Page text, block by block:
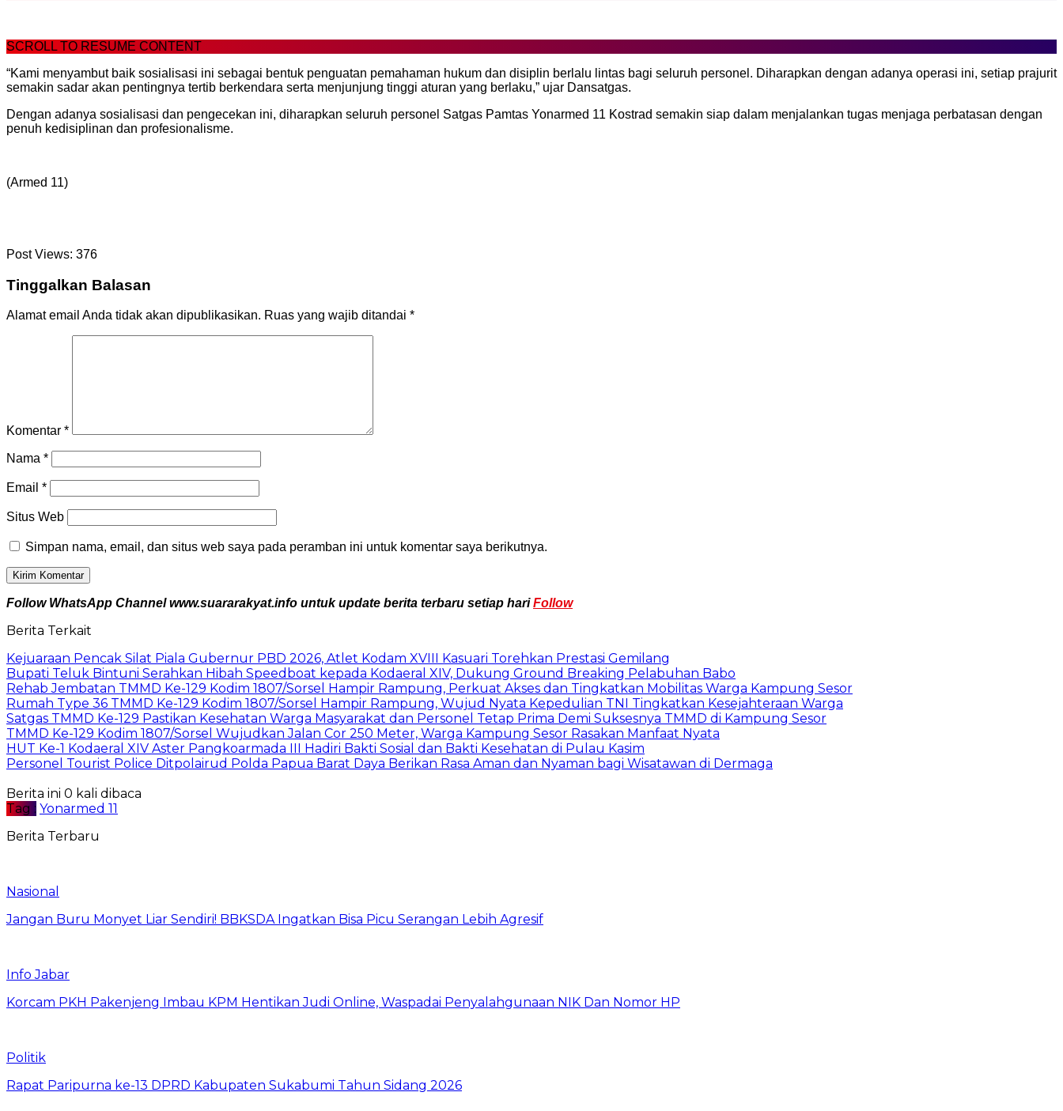
SCROLL TO RESUME CONTENT
“Kami menyambut baik sosialisasi ini sebagai bentuk penguatan pemahaman hukum dan disiplin berlalu lintas bagi seluruh personel. Diharapkan dengan adanya operasi ini, setiap prajurit
semakin sadar akan pentingnya tertib berkendara serta menjunjung tinggi aturan yang berlaku,” ujar Dansatgas.
Dengan adanya sosialisasi dan pengecekan ini, diharapkan seluruh personel Satgas Pamtas Yonarmed 11 Kostrad semakin siap dalam menjalankan tugas menjaga perbatasan dengan
penuh kedisiplinan dan profesionalisme.
(Armed 11)
Post Views: 376
Tinggalkan Balasan
Alamat email Anda tidak akan dipublikasikan. Ruas yang wajib ditandai *
Komentar *
Nama *
Email *
Situs Web
Simpan nama, email, dan situs web saya pada peramban ini untuk komentar saya berikutnya.
Follow WhatsApp Channel www.suararakyat.info untuk update berita terbaru setiap hariFollow
Berita Terkait
Kejuaraan Pencak Silat Piala Gubernur PBD 2026, Atlet Kodam XVIII Kasuari Torehkan Prestasi Gemilang
Bupati Teluk Bintuni Serahkan Hibah Speedboat kepada Kodaeral XIV, Dukung Ground Breaking Pelabuhan Babo
Rehab Jembatan TMMD Ke-129 Kodim 1807/Sorsel Hampir Rampung, Perkuat Akses dan Tingkatkan Mobilitas Warga Kampung Sesor
Rumah Type 36 TMMD Ke-129 Kodim 1807/Sorsel Hampir Rampung, Wujud Nyata Kepedulian TNI Tingkatkan Kesejahteraan Warga
Satgas TMMD Ke-129 Pastikan Kesehatan Warga Masyarakat dan Personel Tetap Prima Demi Suksesnya TMMD di Kampung Sesor
TMMD Ke-129 Kodim 1807/Sorsel Wujudkan Jalan Cor 250 Meter, Warga Kampung Sesor Rasakan Manfaat Nyata
HUT Ke-1 Kodaeral XIV Aster Pangkoarmada III Hadiri Bakti Sosial dan Bakti Kesehatan di Pulau Kasim
Personel Tourist Police Ditpolairud Polda Papua Barat Daya Berikan Rasa Aman dan Nyaman bagi Wisatawan di Dermaga
Berita ini 0 kali dibaca
Tag : Yonarmed 11
Berita Terbaru
Nasional
Jangan Buru Monyet Liar Sendiri! BBKSDA Ingatkan Bisa Picu Serangan Lebih Agresif
Info Jabar
Korcam PKH Pakenjeng Imbau KPM Hentikan Judi Online, Waspadai Penyalahgunaan NIK Dan Nomor HP
Politik
Rapat Paripurna ke-13 DPRD Kabupaten Sukabumi Tahun Sidang 2026